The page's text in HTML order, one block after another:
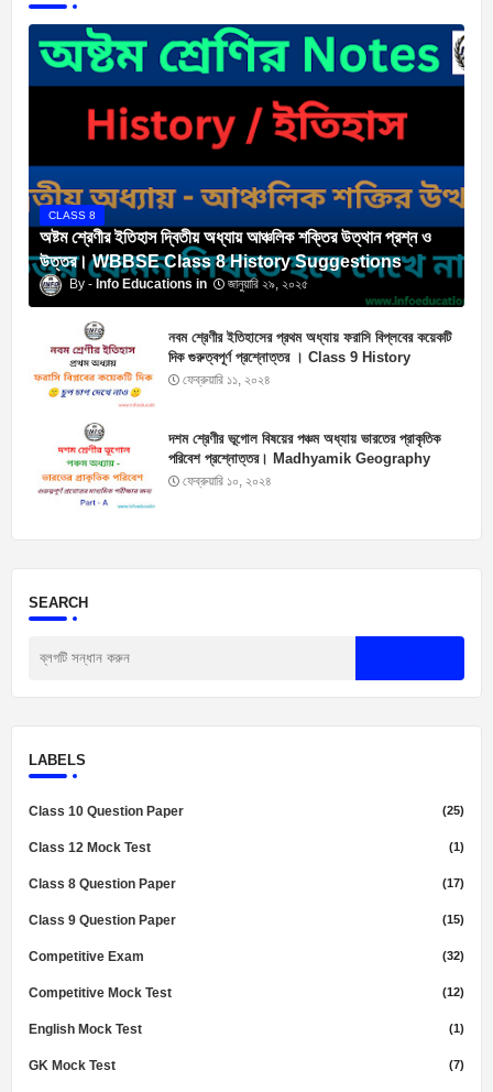
CLASS 8
অষ্টম শ্রেণীর ইতিহাস দ্বিতীয় অধ্যায় আঞ্চলিক শক্তির উত্থান প্রশ্ন ও
উত্তর। WBBSE Class 8 History Suggestions
Info Educations জানুয়ারি ২৯, ২০২৫
নবম শ্রেণীর ইতিহাসের প্রথম অধ্যায় ফরাসি বিপ্লবের কয়েকটি
দিক গুরুত্বপূর্ণ প্রশ্নোত্তর । Class 9 History
Suggestions
ফেব্রুয়ারি ১১, ২০২৪
দশম শ্রেণীর ভূগোল বিষয়ের পঞ্চম অধ্যায় ভারতের প্রাকৃতিক
পরিবেশ প্রশ্নোত্তর। Madhyamik Geography
Suggestion 2025
ফেব্রুয়ারি ১০, ২০২৪
SEARCH
LABELS
Class 10 Question Paper (25)
Class 12 Mock Test (1)
Class 8 Question Paper (17)
Class 9 Question Paper (15)
Competitive Exam (32)
Competitive Mock Test (12)
English Mock Test (1)
GK Mock Test (7)